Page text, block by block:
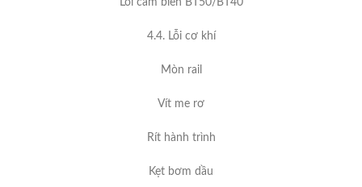
Lỗi cảm biến BT50/BT40
4.4. Lỗi cơ khí
Mòn rail
Vít me rơ
Rít hành trình
Kẹt bơm dầu